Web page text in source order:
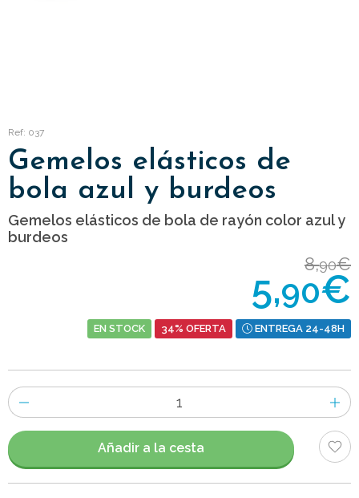
Ref: 037
Gemelos elásticos de
bola azul y burdeos
Gemelos elásticos de bola de rayón color azul y
burdeos
8,90€
5,90€
EN STOCK 34% OFERTA ENTREGA 24-48H
Número
de
artículos
Añadir a la cesta